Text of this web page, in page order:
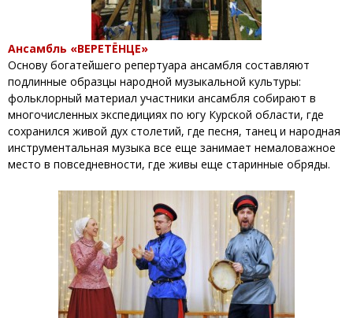
Ансамбль «ВЕРЕТЁНЦЕ»
Основу богатейшего репертуара ансамбля составляют
подлинные образцы народной музыкальной культуры:
фольклорный материал участники ансамбля собирают в
многочисленных экспедициях по югу Курской области, где
сохранился живой дух столетий, где песня, танец и народная
инструментальная музыка все еще занимает немаловажное
место в повседневности, где живы еще старинные обряды.